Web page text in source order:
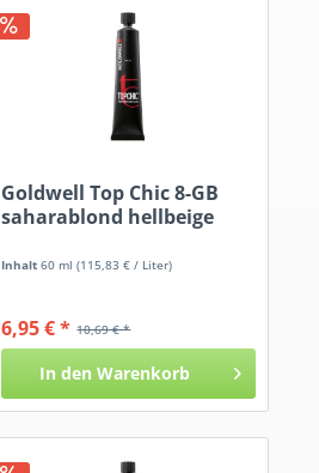
Goldwell Top Chic 8-GB
saharablond hellbeige
Inhalt60 ml(115,83 € / Liter)
10,69 € *
6,95 € *
In den Warenkorb